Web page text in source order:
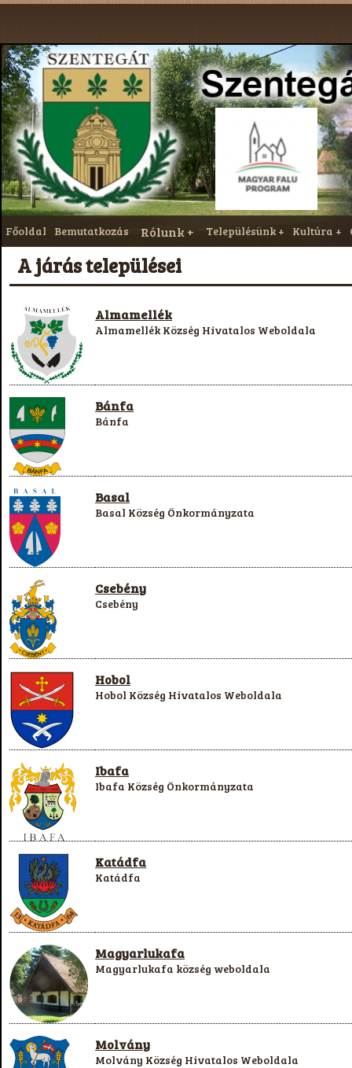
Főoldal Bemutatkozás Rólunk Településünk Kultúra
A járás települései
Almamellék
Almamellék Község Hivatalos Weboldala
Bánfa
Bánfa
Basal
Basal Község Önkormányzata
Csebény
Csebény
Hobol
Hobol Község Hivatalos Weboldala
Ibafa
Ibafa Község Önkormányzata
Katádfa
Katádfa
Magyarlukafa
Magyarlukafa község weboldala
Molvány
Molvány Község Hivatalos Weboldala